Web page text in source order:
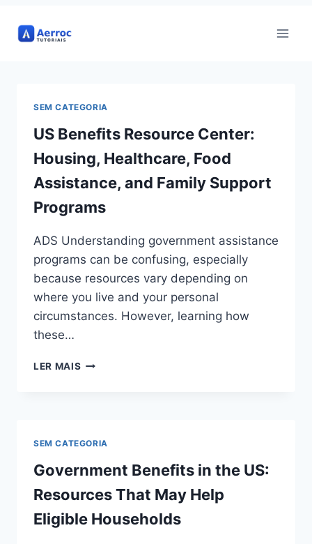
para
SEM CATEGORIA
US Benefits Resource Center:
Housing, Healthcare, Food
Assistance, and Family Support
Programs
ADS Understanding government assistance
programs can be confusing, especially
because resources vary depending on
where you live and your personal
circumstances. However, learning how
these…
LER MAIS US
ASSISTANCE,
FAMILY
PROGRAMS
SEM CATEGORIA
Government Benefits in the US:
Resources That May Help
Eligible Households